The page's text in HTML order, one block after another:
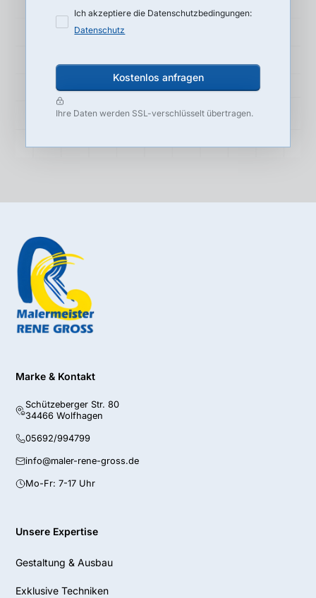
Ich akzeptiere die Datenschutzbedingungen:
Datenschutz
Ihre Daten werden SSL-verschlüsselt übertragen.
Marke & Kontakt
Schützeberger Str. 80
34466 Wolfhagen
05692/994799
info@maler-rene-gross.de
Mo-Fr: 7-17 Uhr
Unsere Expertise
Gestaltung & Ausbau
Exklusive Techniken